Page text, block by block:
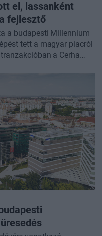
el, lassanként
fejlesztő
a budapesti Millennium
tett a magyar piacról
a Cerha